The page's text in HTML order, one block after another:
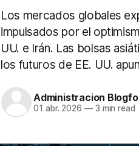
Los mercados globales
impulsados por el
UU. e Irán. Las bolsas
los futuros de EE. UU.
Administracion
01 abr. 2026 —3 min read